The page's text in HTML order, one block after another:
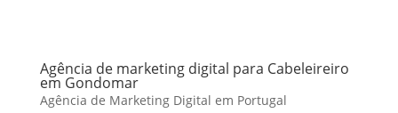
Agência de marketing digital para Cabeleireiro
em Gondomar
Agência de Marketing Digital em Portugal